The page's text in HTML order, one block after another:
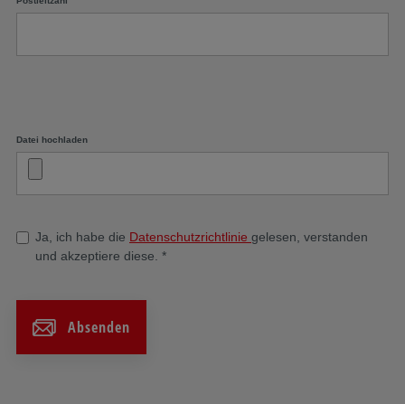
Datei hochladen
Ja, ich habe die Datenschutzrichtlinie gelesen, verstanden
und akzeptiere diese. *
Absenden